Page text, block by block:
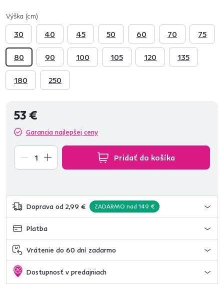
Výška (cm)
30 40 45 50 60 70 75
80 90 100 105 120 135
180 250
53 €
Garancia najlepšej ceny
Pridať do košíka
Doprava od 2,99 € ZADARMO nad 149 €
Platba
Vrátenie do 60 dní zadarmo
Dostupnosť v predajniach